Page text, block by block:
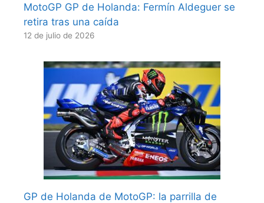
MotoGP GP de Holanda: Fermín Aldeguer se
retira tras una caída
12 de julio de 2026
GP de Holanda de MotoGP: la parrilla de